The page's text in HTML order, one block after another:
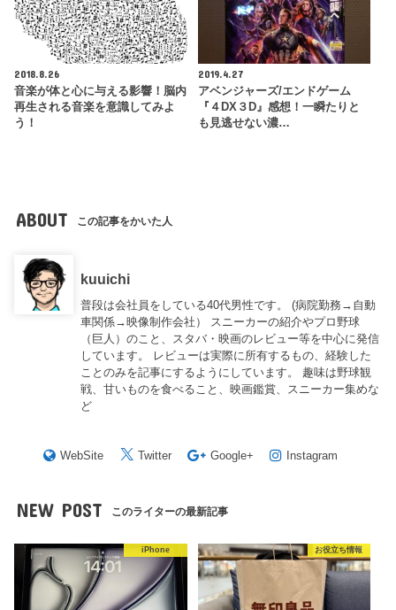
2018.8.26
音楽が体と心に与える影響！脳内
再生される音楽を意識してみよ
う！
2019.4.27
アベンジャーズ/エンドゲーム
『４DX３D』感想！一瞬たりと
も見逃せない濃…
ABOUT この記事をかいた人
kuuichi
普段は会社員をしている40代男性です。 (病院勤務→自動
車関係→映像制作会社） スニーカーの紹介やプロ野球
（巨人）のこと、スタバ・映画のレビュー等を中心に発信
しています。 レビューは実際に所有するもの、経験した
ことのみを記事にするようにしています。 趣味は野球観
戦、甘いものを食べること、映画鑑賞、スニーカー集めな
ど
WebSite Twitter Google+ Instagram
NEW POST このライターの最新記事
iPhone お役立ち情報